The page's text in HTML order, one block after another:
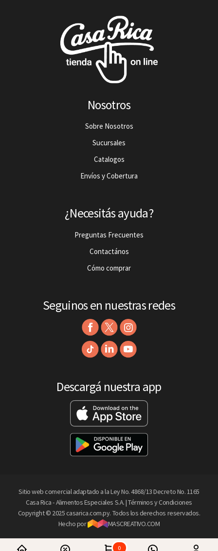
0
Nosotros
Sobre Nosotros
Sucursales
Catalogos
Envíos y Cobertura
¿Necesitás ayuda?
Preguntas Frecuentes
Contactános
Cómo comprar
Seguinos en nuestras redes
Descargá nuestra app
Sitio web comercial adaptado a la Ley No. 4868/13 Decreto No. 1165
Casa Rica - Alimentos Especiales S.A. |Términos y Condiciones
Copyright © 2025 casarica.com.py. Todos los derechos reservados.
Hecho por
MASCREATIVO.COM